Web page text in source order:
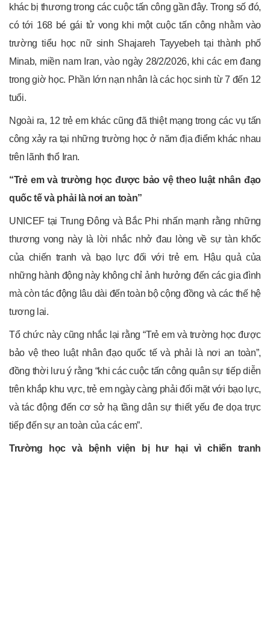
khác bị thương trong các cuộc tấn công gần đây. Trong số đó,
có tới 168 bé gái tử vong khi một cuộc tấn công nhằm vào
trường tiểu học nữ sinh Shajareh Tayyebeh tại thành phố
Minab, miền nam Iran, vào ngày 28/2/2026, khi các em đang
trong giờ học. Phần lớn nạn nhân là các học sinh từ 7 đến 12
tuổi.
Ngoài ra, 12 trẻ em khác cũng đã thiệt mạng trong các vụ tấn
công xảy ra tại những trường học ở năm địa điểm khác nhau
trên lãnh thổ Iran.
“Trẻ em và trường học được bảo vệ theo luật nhân đạo
quốc tế và phải là nơi an toàn”
UNICEF tại Trung Đông và Bắc Phi nhấn mạnh rằng những
thương vong này là lời nhắc nhở đau lòng về sự tàn khốc
của chiến tranh và bạo lực đối với trẻ em. Hậu quả của
những hành động này không chỉ ảnh hưởng đến các gia đình
mà còn tác động lâu dài đến toàn bộ cộng đồng và các thế hệ
tương lai.
Tổ chức này cũng nhắc lại rằng “Trẻ em và trường học được
bảo vệ theo luật nhân đạo quốc tế và phải là nơi an toàn”,
đồng thời lưu ý rằng “khi các cuộc tấn công quân sự tiếp diễn
trên khắp khu vực, trẻ em ngày càng phải đối mặt với bạo lực,
và tác động đến cơ sở hạ tầng dân sự thiết yếu đe dọa trực
tiếp đến sự an toàn của các em”.
Trường học và bệnh viện bị hư hại vì chiến tranh